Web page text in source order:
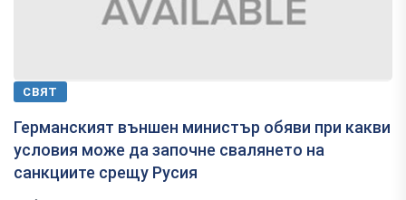
СВЯТ
Германският външен министър обяви при какви
условия може да започне свалянето на
санкциите срещу Русия